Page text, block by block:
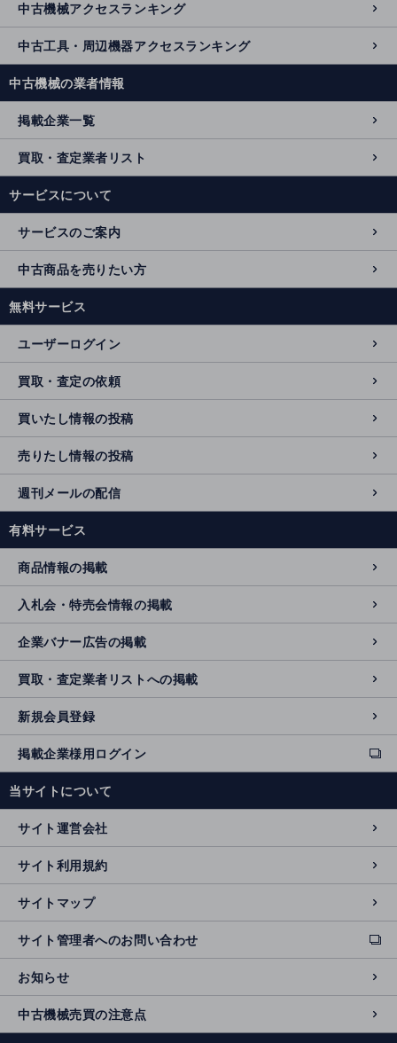
中古機械アクセスランキング
中古工具・周辺機器アクセスランキング
中古機械の業者情報
掲載企業一覧
買取・査定業者リスト
サービスについて
サービスのご案内
中古商品を売りたい方
無料サービス
ユーザーログイン
買取・査定の依頼
買いたし情報の投稿
売りたし情報の投稿
週刊メールの配信
有料サービス
商品情報の掲載
入札会・特売会情報の掲載
企業バナー広告の掲載
買取・査定業者リストへの掲載
新規会員登録
掲載企業様用ログイン
ext
e
n
al
si
t
e
当サイトについて
サイト運営会社
サイト利用規約
サイトマップ
サイト管理者へのお問い合わせ
ext
e
r
n
al
si
お知らせ
中古機械売買の注意点